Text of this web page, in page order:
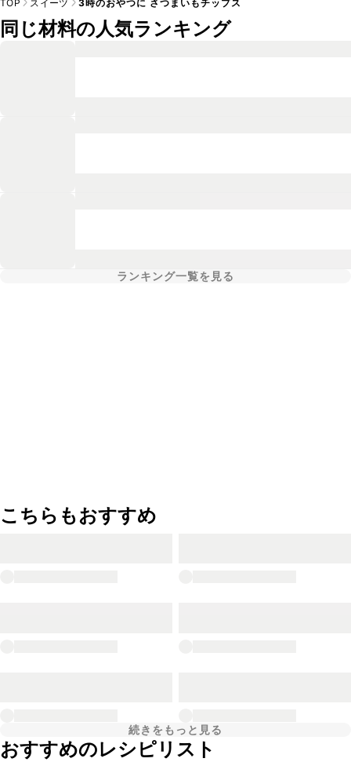
TOP スイーツ 3時のおやつに さつまいもチップス
同じ材料の人気ランキング
ランキング一覧を見る
こちらもおすすめ
続きをもっと見る
おすすめのレシピリスト